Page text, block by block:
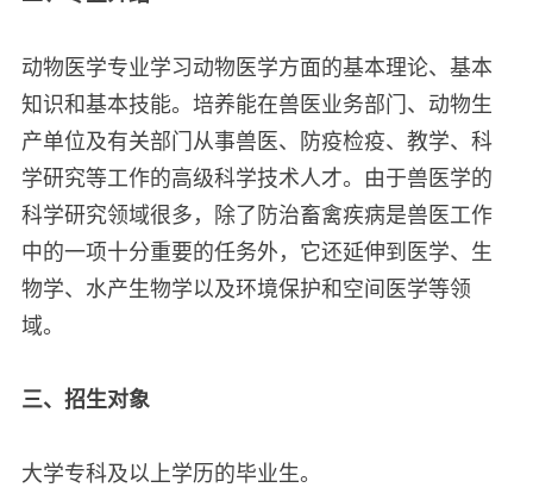
动物医学专业学习动物医学方面的基本理论、基本
知识和基本技能。培养能在兽医业务部门、动物生
产单位及有关部门从事兽医、防疫检疫、教学、科
学研究等工作的高级科学技术人才。由于兽医学的
科学研究领域很多，除了防治畜禽疾病是兽医工作
中的一项十分重要的任务外，它还延伸到医学、生
物学、水产生物学以及环境保护和空间医学等领
域。
三、招生对象
大学专科及以上学历的毕业生。